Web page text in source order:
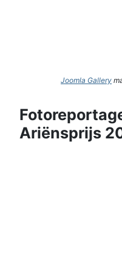
Joomla Gallery
Ariënsprijs